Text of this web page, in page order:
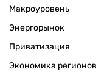
Макроуровень
Энергорынок
Приватизация
Экономика регионов